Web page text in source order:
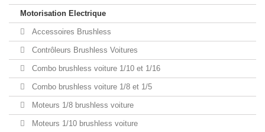
Motorisation Electrique
Accessoires Brushless
Contrôleurs Brushless Voitures
Combo brushless voiture 1/10 et 1/16
Combo brushless voiture 1/8 et 1/5
Moteurs 1/8 brushless voiture
Moteurs 1/10 brushless voiture